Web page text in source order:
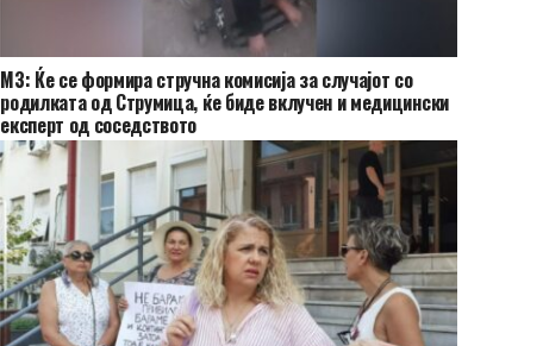
МЗ: Ќе се формира стручна комисија за случајот со
родилката од Струмица, ќе биде вклучен и медицински
експерт од соседството